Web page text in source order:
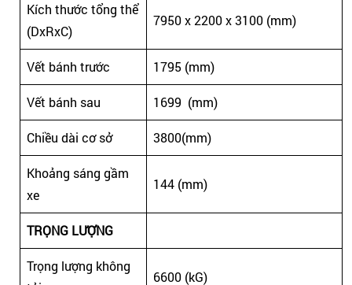
Kích thước tổng thể
(DxRxC)
7950 x 2200 x 3100 (mm)
Vết bánh trước 1795 (mm)
Vết bánh sau 1699 (mm)
Chiều dài cơ sở 3800(mm)
Khoảng sáng gầm
xe
144 (mm)
TRỌNG LƯỢNG
Trọng lượng không
6600 (kG)